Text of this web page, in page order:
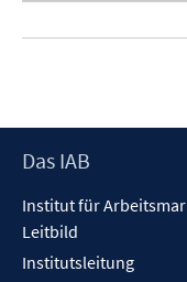
Footer
Das IAB
Institut für
Leitbild
Institutsleitung